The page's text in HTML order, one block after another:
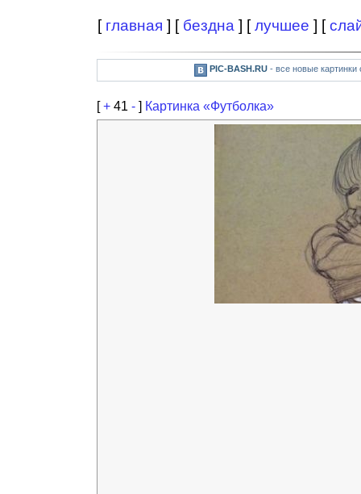
[ главная ] [ бездна ] [лучшее ] [
PIC-BASH.RU- все новые картинки
[+ 41 - ] Картинка «Футболка»